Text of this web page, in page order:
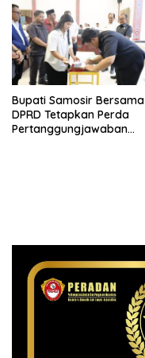
Bupati Samosir Bersama
DPRD Tetapkan Perda
Pertanggungjawaban